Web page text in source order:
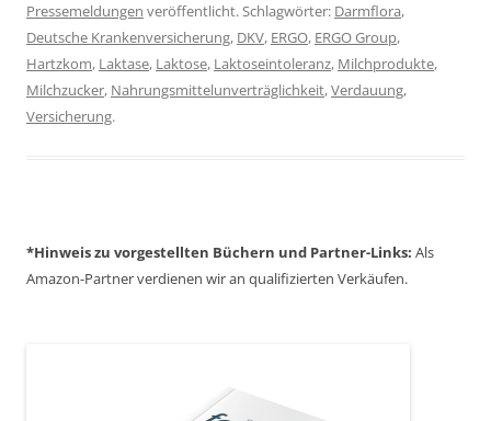
Pressemeldungen veröffentlicht. Schlagwörter: Darmflora,
Deutsche Krankenversicherung, DKV, ERGO, ERGO Group,
Hartzkom, Laktase, Laktose, Laktoseintoleranz, Milchprodukte,
Milchzucker, Nahrungsmittelunverträglichkeit,Verdauung,
Versicherung.
*Hinweis zu vorgestellten Büchern und Partner-Links: Als
Amazon-Partner verdienen wir an qualifizierten Verkäufen.